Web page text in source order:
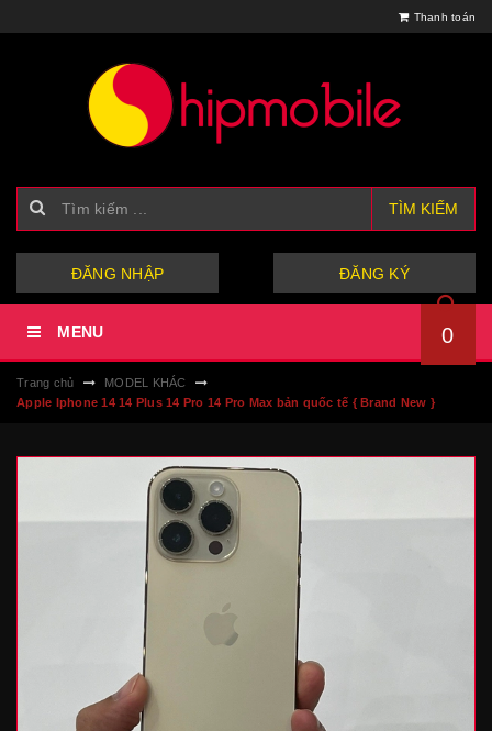
Thanh toán
TÌM KIẾM
ĐĂNG NHẬP ĐĂNG KÝ
MENU 0
Trang chủ
MODEL KHÁC
Apple Iphone 14 14 Plus 14 Pro 14 Pro Max bản quốc tế { Brand New }